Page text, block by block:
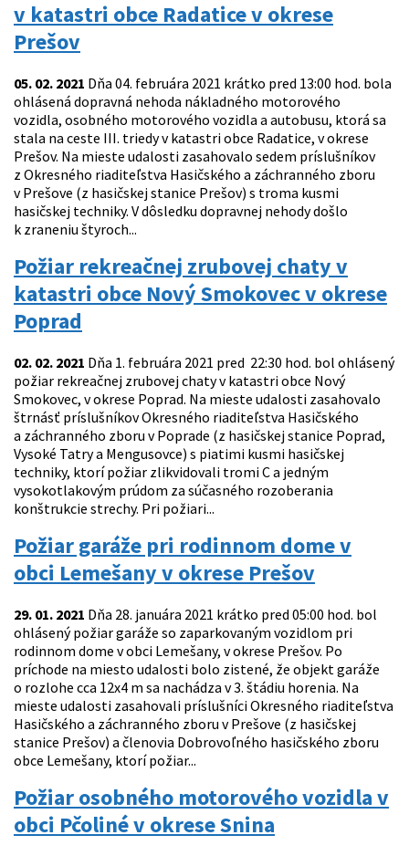
v katastri obce Radatice v okrese
Prešov
05. 02. 2021 Dňa 04. februára 2021 krátko pred 13:00 hod. bola
ohlásená dopravná nehoda nákladného motorového
vozidla, osobného motorového vozidla a autobusu, ktorá sa
stala na ceste III. triedy v katastri obce Radatice, v okrese
Prešov. Na mieste udalosti zasahovalo sedem príslušníkov
z Okresného riaditeľstva Hasičského a záchranného zboru
v Prešove (z hasičskej stanice Prešov) s troma kusmi
hasičskej techniky. V dôsledku dopravnej nehody došlo
k zraneniu štyroch...
Požiar rekreačnej zrubovej chaty v
katastri obce Nový Smokovec v okrese
Poprad
02. 02. 2021 Dňa 1. februára 2021 pred 22:30 hod. bol ohlásený
požiar rekreačnej zrubovej chaty v katastri obce Nový
Smokovec, v okrese Poprad. Na mieste udalosti zasahovalo
štrnásť príslušníkov Okresného riaditeľstva Hasičského
a záchranného zboru v Poprade (z hasičskej stanice Poprad,
Vysoké Tatry a Mengusovce) s piatimi kusmi hasičskej
techniky, ktorí požiar zlikvidovali tromi C a jedným
vysokotlakovým prúdom za súčasného rozoberania
konštrukcie strechy. Pri požiari...
Požiar garáže pri rodinnom dome v
obci Lemešany v okrese Prešov
29. 01. 2021 Dňa 28. januára 2021 krátko pred 05:00 hod. bol
ohlásený požiar garáže so zaparkovaným vozidlom pri
rodinnom dome v obci Lemešany, v okrese Prešov. Po
príchode na miesto udalosti bolo zistené, že objekt garáže
o rozlohe cca 12x4 m sa nachádza v 3. štádiu horenia. Na
mieste udalosti zasahovali príslušníci Okresného riaditeľstva
Hasičského a záchranného zboru v Prešove (z hasičskej
stanice Prešov) a členovia Dobrovoľného hasičského zboru
obce Lemešany, ktorí požiar...
Požiar osobného motorového vozidla v
obci Pčoliné v okrese Snina